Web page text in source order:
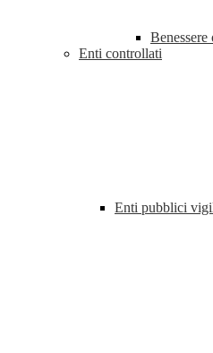
Enti controllati
Enti pubblici